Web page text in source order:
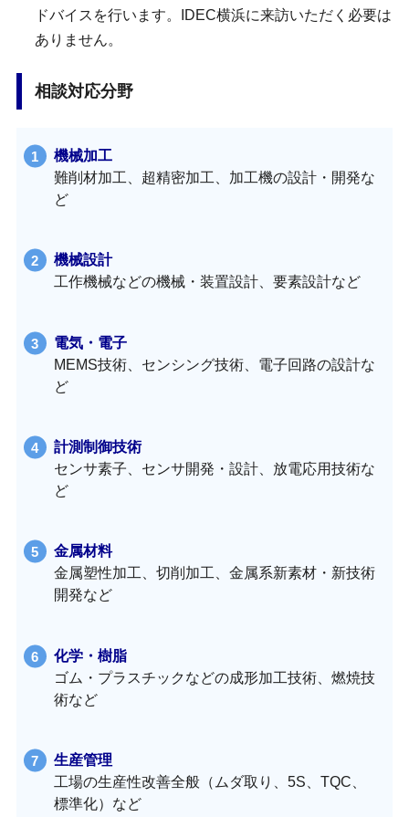
ドバイスを行います。IDEC横浜に来訪いただく必要は
ありません。
相談対応分野
機械加工
難削材加工、超精密加工、加工機の設計・開発な
ど
機械設計
工作機械などの機械・装置設計、要素設計など
電気・電子
MEMS技術、センシング技術、電子回路の設計な
ど
計測制御技術
センサ素子、センサ開発・設計、放電応用技術な
ど
金属材料
金属塑性加工、切削加工、金属系新素材・新技術
開発など
化学・樹脂
ゴム・プラスチックなどの成形加工技術、燃焼技
術など
生産管理
工場の生産性改善全般（ムダ取り、5S、TQC、
標準化）など